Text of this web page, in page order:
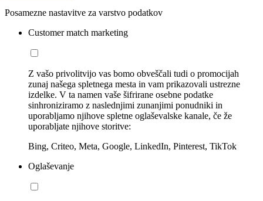
Posamezne nastavitve za varstvo podatkov
Customer match marketing
Z vašo privolitvijo vas bomo obveščali tudi o promocijah
zunaj našega spletnega mesta in vam prikazovali ustrezne
izdelke. V ta namen vaše šifrirane osebne podatke
sinhroniziramo z naslednjimi zunanjimi ponudniki in
uporabljamo njihove spletne oglaševalske kanale, če že
uporabljate njihove storitve:
Bing, Criteo, Meta, Google, LinkedIn, Pinterest, TikTok
Oglaševanje